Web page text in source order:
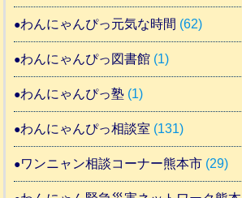
わんにゃんぴっ元気な時間 (62)
わんにゃんぴっ図書館 (1)
わんにゃんぴっ塾 (1)
わんにゃんぴっ相談室 (131)
ワンニャン相談コーナー熊本市 (29)